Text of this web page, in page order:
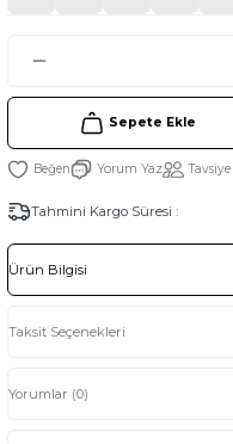
Sepete Ekle
Yorum Yaz
Tahmini Kargo Süresi :
Ürün Bilgisi
Taksit Seçenekleri
Yorumlar (0)